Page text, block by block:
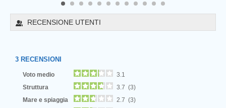
RECENSIONE UTENTI
3 RECENSIONI
Voto medio
3.1
Struttura
3.7 (3)
Mare e spiaggia
2.7 (3)